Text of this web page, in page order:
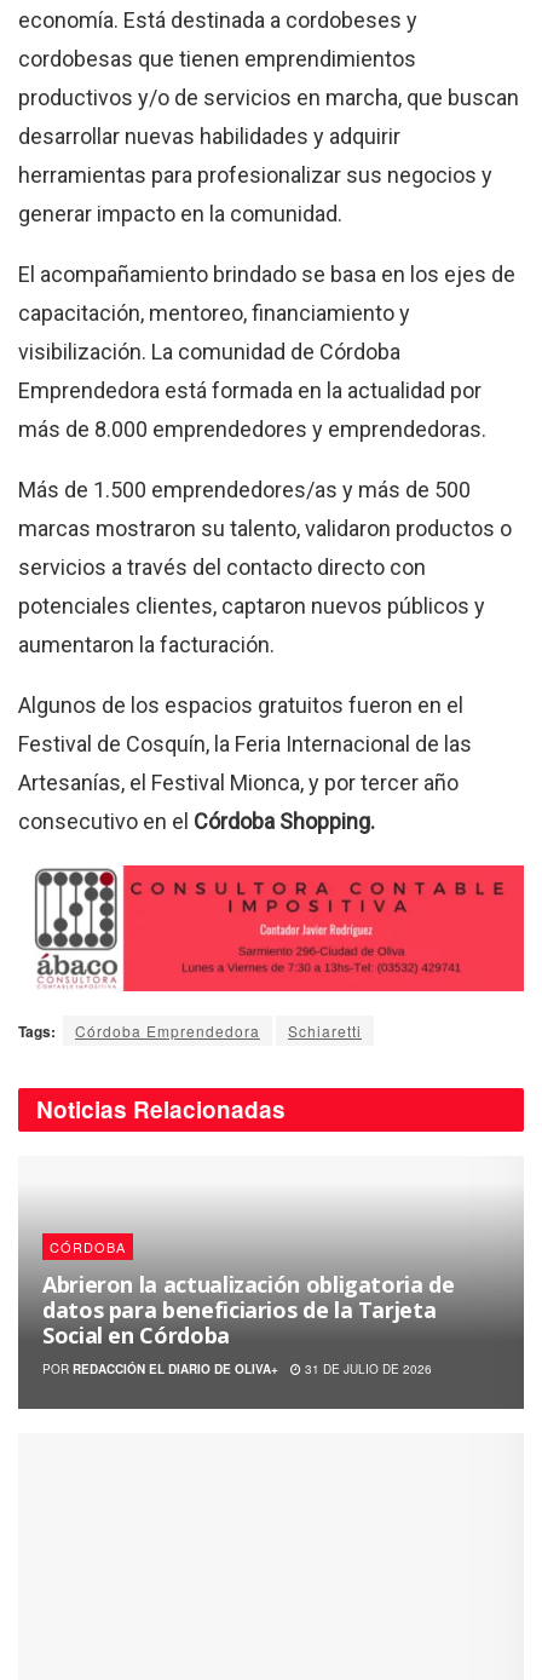
economía. Está destinada a cordobeses y
cordobesas que tienen emprendimientos
productivos y/o de servicios en marcha, que buscan
desarrollar nuevas habilidades y adquirir
herramientas para profesionalizar sus negocios y
generar impacto en la comunidad.
El acompañamiento brindado se basa en los ejes de
capacitación, mentoreo, financiamiento y
visibilización. La comunidad de Córdoba
Emprendedora está formada en la actualidad por
más de 8.000 emprendedores y emprendedoras.
Más de 1.500 emprendedores/as y más de 500
marcas mostraron su talento, validaron productos o
servicios a través del contacto directo con
potenciales clientes, captaron nuevos públicos y
aumentaron la facturación.
Algunos de los espacios gratuitos fueron en el
Festival de Cosquín, la Feria Internacional de las
Artesanías, el Festival Mionca, y por tercer año
consecutivo en el Córdoba Shopping.
Tags: Córdoba Emprendedora Schiaretti
Noticias Relacionadas
CÓRDOBA
Abrieron la actualización obligatoria de
datos para beneficiarios de la Tarjeta
Social en Córdoba
POR REDACCIÓN EL DIARIO DE OLIVA+ 31 DE JULIO DE 2026